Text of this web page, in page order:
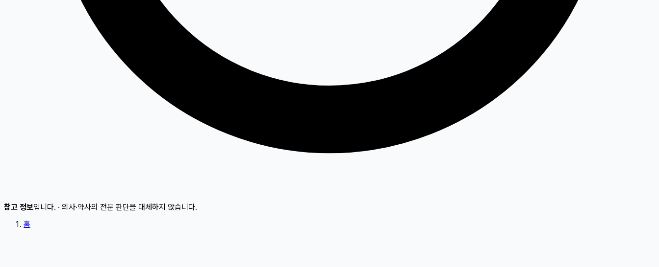
참고 정보입니다. · 의사·약사의 전문 판단을 대체하지 않습니다.
홈